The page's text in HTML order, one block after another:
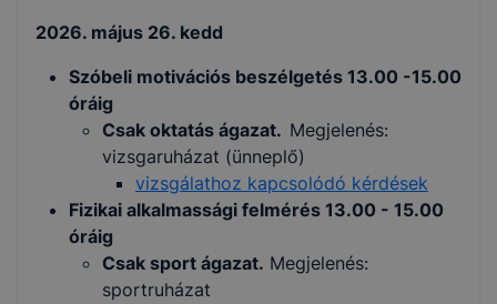
2026. május 26. kedd
Szóbeli motivációs beszélgetés 13.00 -15.00
óráig
Csak oktatás ágazat. Megjelenés:
vizsgaruházat (ünneplő)
vizsgálathoz kapcsolódó kérdések
Fizikai alkalmassági felmérés 13.00 - 15.00
óráig
Csak sport ágazat. Megjelenés:
sportruházat